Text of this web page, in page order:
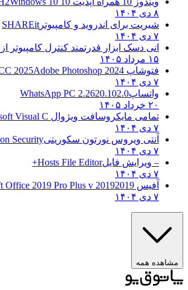
شیریت برای اندروید و کامپیوترSHAREit
انی دسک ابزار قدرتمند کنترل کامپیوتر از
فتوشاپ CC 2025Adobe Photoshop 2024
واتساپ WhatsApp PC 2.2620.102.0
تمامی مایکروسافت ویژوال CMicrosoft Visual C++
آنتی ویروس نورتون سکوریتیNorton Security
– ویرایش فایل Hosts File Editor+
آفیس 2019
2019 Microsoft Office 2019 Pro Plus v
همه